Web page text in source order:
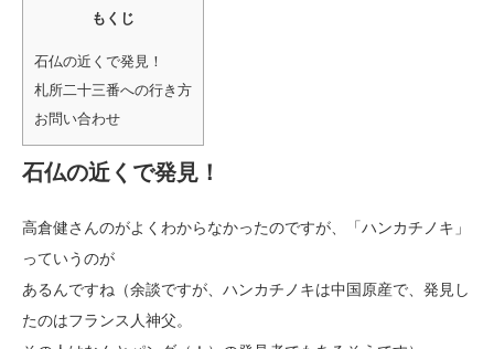
もくじ
石仏の近くで発見！
札所二十三番への行き方
お問い合わせ
石仏の近くで発見！
高倉健さんのがよくわからなかったのですが、「ハンカチノキ」
っていうのが
あるんですね（余談ですが、ハンカチノキは中国原産で、発見し
たのはフランス人神父。